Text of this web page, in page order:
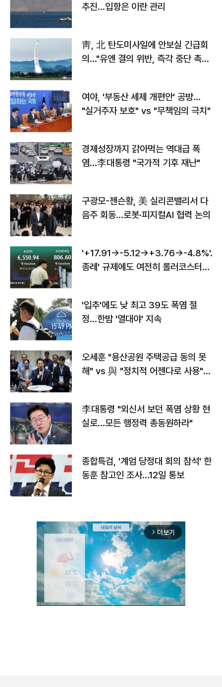
추진…입항은 이란 관리
靑, 北 탄도미사일에 안보실 긴급회
의…"유엔 결의 위반, 즉각 중단 촉
여야, '부동산 세제 개편안' 공방…
"실거주자 보호" vs "무책임의 극치"
경제성장까지 갉아먹는 역대급 폭
염…李대통령 "국가적 기후 재난"
구광모-젠슨황, 美 실리콘밸리서 다
음주 회동…로봇·피지컬AI 협력 논의
'+17.91→-5.12→+3.76→-4.8%'…'
종레' 규제에도 여전히 롤러코스터
'입추'에도 낮 최고 39도 폭염 절
정…한밤 '열대야' 지속
오세훈 "용산공원 주택공급 동의 못
해" vs 與 "정치적 어젠다로 사용"
李대통령 "외신서 보던 폭염 상황 현
실로…모든 행정력 총동원하라"
종합특검, '계엄 당정대 회의 참석' 한
동훈 참고인 조사...12일 통보
arrow_forward_ios 더보기